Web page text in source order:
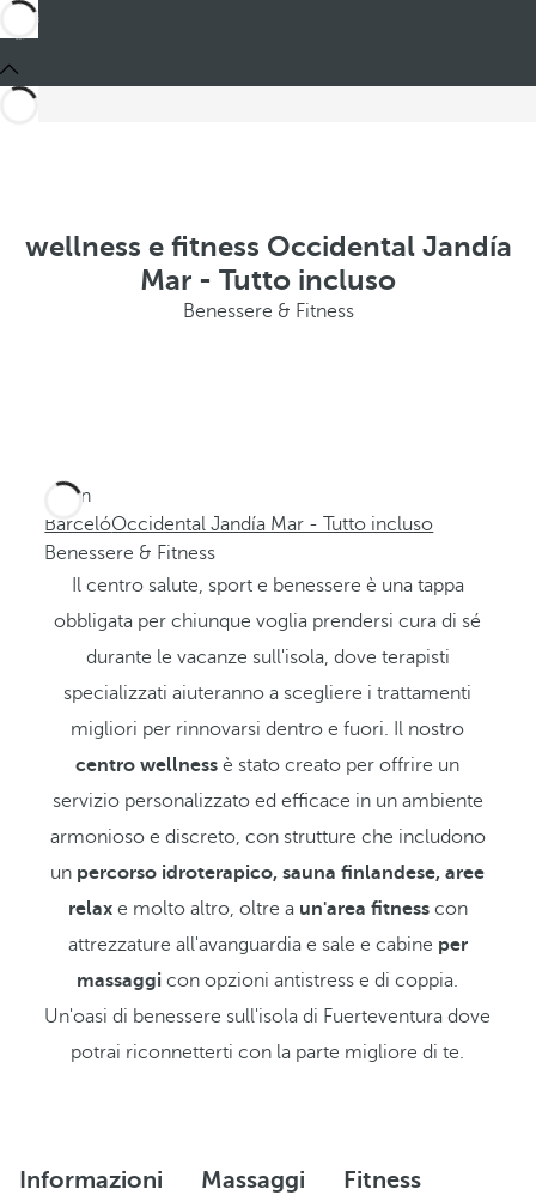
wellness e fitness Occidental Jandía
Mar - Tutto incluso
Benessere & Fitness
Sei in
BarcelóOccidental Jandía Mar - Tutto incluso
Benessere & Fitness
Il centro salute, sport e benessere è una tappa
obbligata per chiunque voglia prendersi cura di sé
durante le vacanze sull'isola, dove terapisti
specializzati aiuteranno a scegliere i trattamenti
migliori per rinnovarsi dentro e fuori. Il nostro
centro wellness è stato creato per offrire un
servizio personalizzato ed efficace in un ambiente
armonioso e discreto, con strutture che includono
un percorso idroterapico, sauna finlandese, aree
relax e molto altro, oltre a un'area fitnesscon
attrezzature all'avanguardia e sale e cabine per
massaggi con opzioni antistress e di coppia.
Un'oasi di benessere sull'isola di Fuerteventura dove
potrai riconnetterti con la parte migliore di te.
Informazioni Massaggi
Fitness